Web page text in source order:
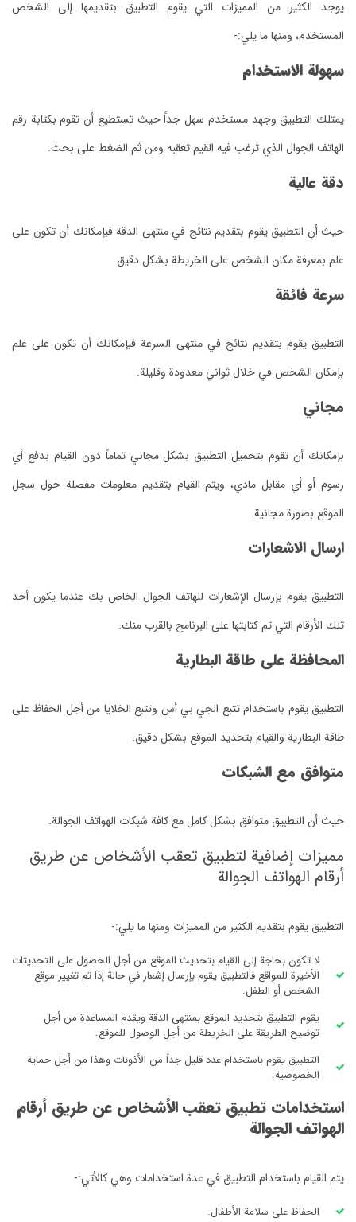
يوجد الكثير من المميزات التي يقوم التطبيق بتقديمها إلى الشخص
المستخدم، ومنها ما يلي:-
سهولة الاستخدام
يمتلك التطبيق وجهد مستخدم سهل جداً حيث تستطيع أن تقوم بكتابة رقم
الهاتف الجوال الذي ترغب فيه القيم تعقبه ومن ثم الضغط على بحث.
دقة عالية
حيث أن التطبيق يقوم بتقديم نتائج في منتهى الدقة فبإمكانك أن تكون على
علم بمعرفة مكان الشخص على الخريطة بشكل دقيق.
سرعة فائقة
التطبيق يقوم بتقديم نتائج في منتهى السرعة فبإمكانك أن تكون على علم
بإمكان الشخص في خلال ثواني معدودة وقليلة.
مجاني
بإمكانك أن تقوم بتحميل التطبيق بشكل مجاني تماماً دون القيام بدفع أي
رسوم أو أي مقابل مادي، ويتم القيام بتقديم معلومات مفصلة حول سجل
الموقع بصورة مجانية.
ارسال الاشعارات
التطبيق يقوم بإرسال الإشعارات للهاتف الجوال الخاص بك عندما يكون أحد
تلك الأرقام التي تم كتابتها على البرنامج بالقرب منك.
المحافظة على طاقة البطارية
التطبيق يقوم باستخدام تتبع الجي بي أس وتتبع الخلايا من أجل الحفاظ على
طاقة البطارية والقيام بتحديد الموقع بشكل دقيق.
متوافق مع الشبكات
حيث أن التطبيق متوافق بشكل كامل مع كافة شبكات الهواتف الجوالة.
مميزات إضافية لتطبيق تعقب الأشخاص عن طريق
أرقام الهواتف الجوالة
التطبيق يقوم بتقديم الكثير من المميزات ومنها ما يلي:-
لا تكون بحاجة إلى القيام بتحديث الموقع من أجل الحصول على التحديثات
الأخيرة للمواقع فالتطبيق يقوم بإرسال إشعار في حالة إذا تم تغيير موقع
الشخص أو الطفل.
يقوم التطبيق بتحديد الموقع بمنتهى الدقة ويقدم المساعدة من أجل
توضيح الطريقة على الخريطة من أجل الوصول للموقع.
التطبيق يقوم باستخدام عدد قليل جداً من الأذونات وهذا من أجل حماية
الخصوصية.
استخدامات تطبيق تعقب الأشخاص عن طريق أرقام
الهواتف الجوالة
يتم القيام باستخدام التطبيق في عدة استخدامات وهي كالأتي:-
الحفاظ على سلامة الأطفال.